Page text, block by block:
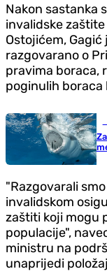
Nakon sastanka
invalidske
Ostojićem,
razgovarano o
pravima boraca,
poginulih boraca
"Razgovarali
invalidskom
zaštiti koji mogu
populacije",
ministru na
unaprijedi